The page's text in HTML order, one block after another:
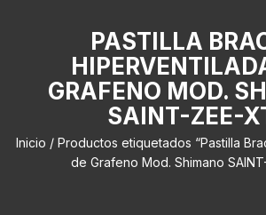
PASTILLA
GRAFENO MOD.
SAINT-ZEE-
Inicio / Productos etiquetados “Pastilla
de Grafeno Mod. Shimano